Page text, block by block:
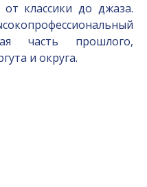
классики до джаза.
часть прошлого,
и округа.